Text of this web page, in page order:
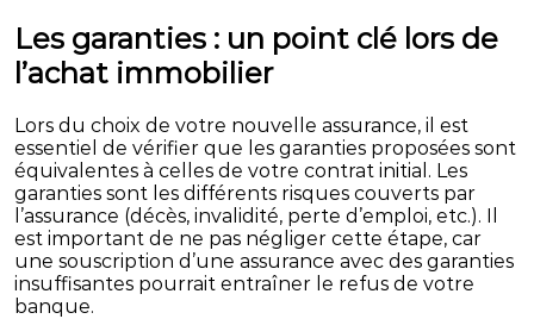
Les garanties : un point clé lors de
l’achat immobilier
Lors du choix de votre nouvelle assurance, il est
essentiel de vérifier que les garanties proposées sont
équivalentes à celles de votre contrat initial. Les
garanties sont les différents risques couverts par
l’assurance (décès, invalidité, perte d’emploi, etc.). Il
est important de ne pas négliger cette étape, car
une souscription d’une assurance avec des garanties
insuffisantes pourrait entraîner le refus de votre
banque.